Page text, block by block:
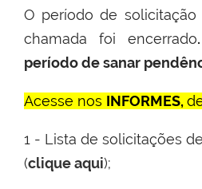
O período de
chamada foi encerrado
período de sanar
Acesse nos INFORMES,
1 - Lista de solicitações
(clique aqui);